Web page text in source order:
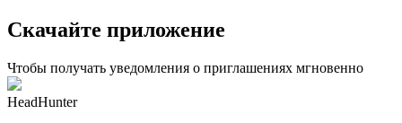
Скачайте приложение
Чтобы получать уведомления о приглашениях мгновенно
HeadHunter